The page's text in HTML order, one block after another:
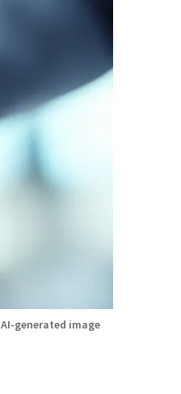
AI-generated image